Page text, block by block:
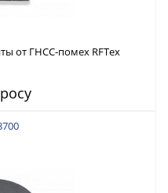
от ГНСС-помех RFТех